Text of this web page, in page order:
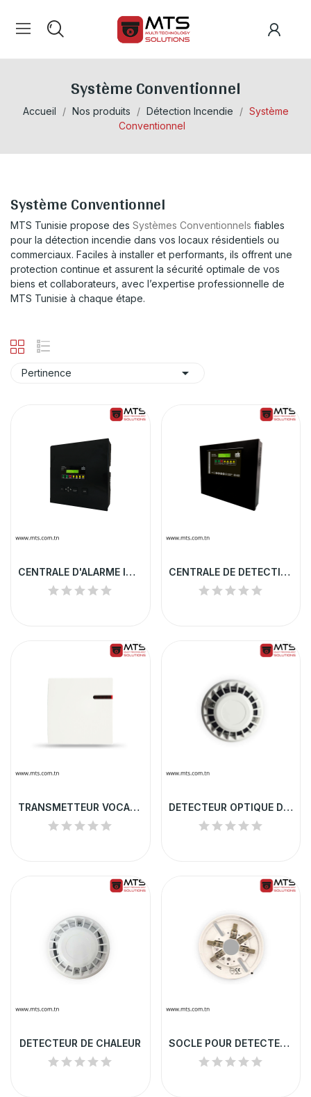
Système Conventionnel
Accueil Nos produits Détection Incendie
Système
Conventionnel
Système Conventionnel
MTS Tunisie propose des Systèmes Conventionnels fiables
pour la détection incendie dans vos locaux résidentiels ou
commerciaux. Faciles à installer et performants, ils offrent une
protection continue et assurent la sécurité optimale de vos
biens et collaborateurs, avec l’expertise professionnelle de
MTS Tunisie à chaque étape.
Pertinence 
CENTRALE D'ALARME INCENDIE 4 ZONES CENTRALE DE DETECTION INCENDIE 16 ZONES
TRANSMETTEUR VOCAL RTC DETECTEUR OPTIQUE DE FUMEE
DETECTEUR DE CHALEUR SOCLE POUR DETECTEUR DE FUMEE/CHALEUR